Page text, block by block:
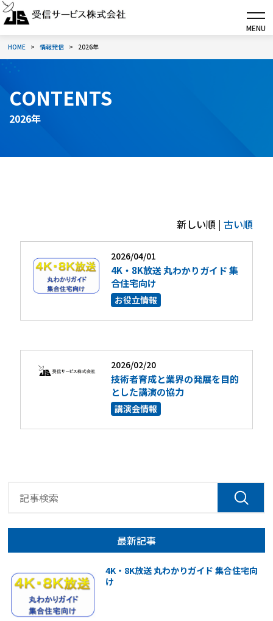
MENU
HOME 情報発信 2026年
CONTENTS
2026年
新しい順 | 古い順
2026/04/01
4K・8K放送 丸わかりガイド 集
合住宅向け
お役立情報
2026/02/20
技術者育成と業界の発展を目的
とした講演の協力
講演会情報
最新記事
4K・8K放送 丸わかりガイド 集合住宅向
け